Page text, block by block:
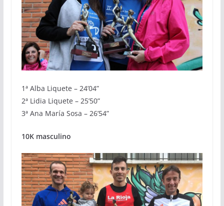
1ª Alba Liquete – 24’04”
2ª Lidia Liquete – 25’50”
3ª Ana María Sosa – 26’54”
10K masculino